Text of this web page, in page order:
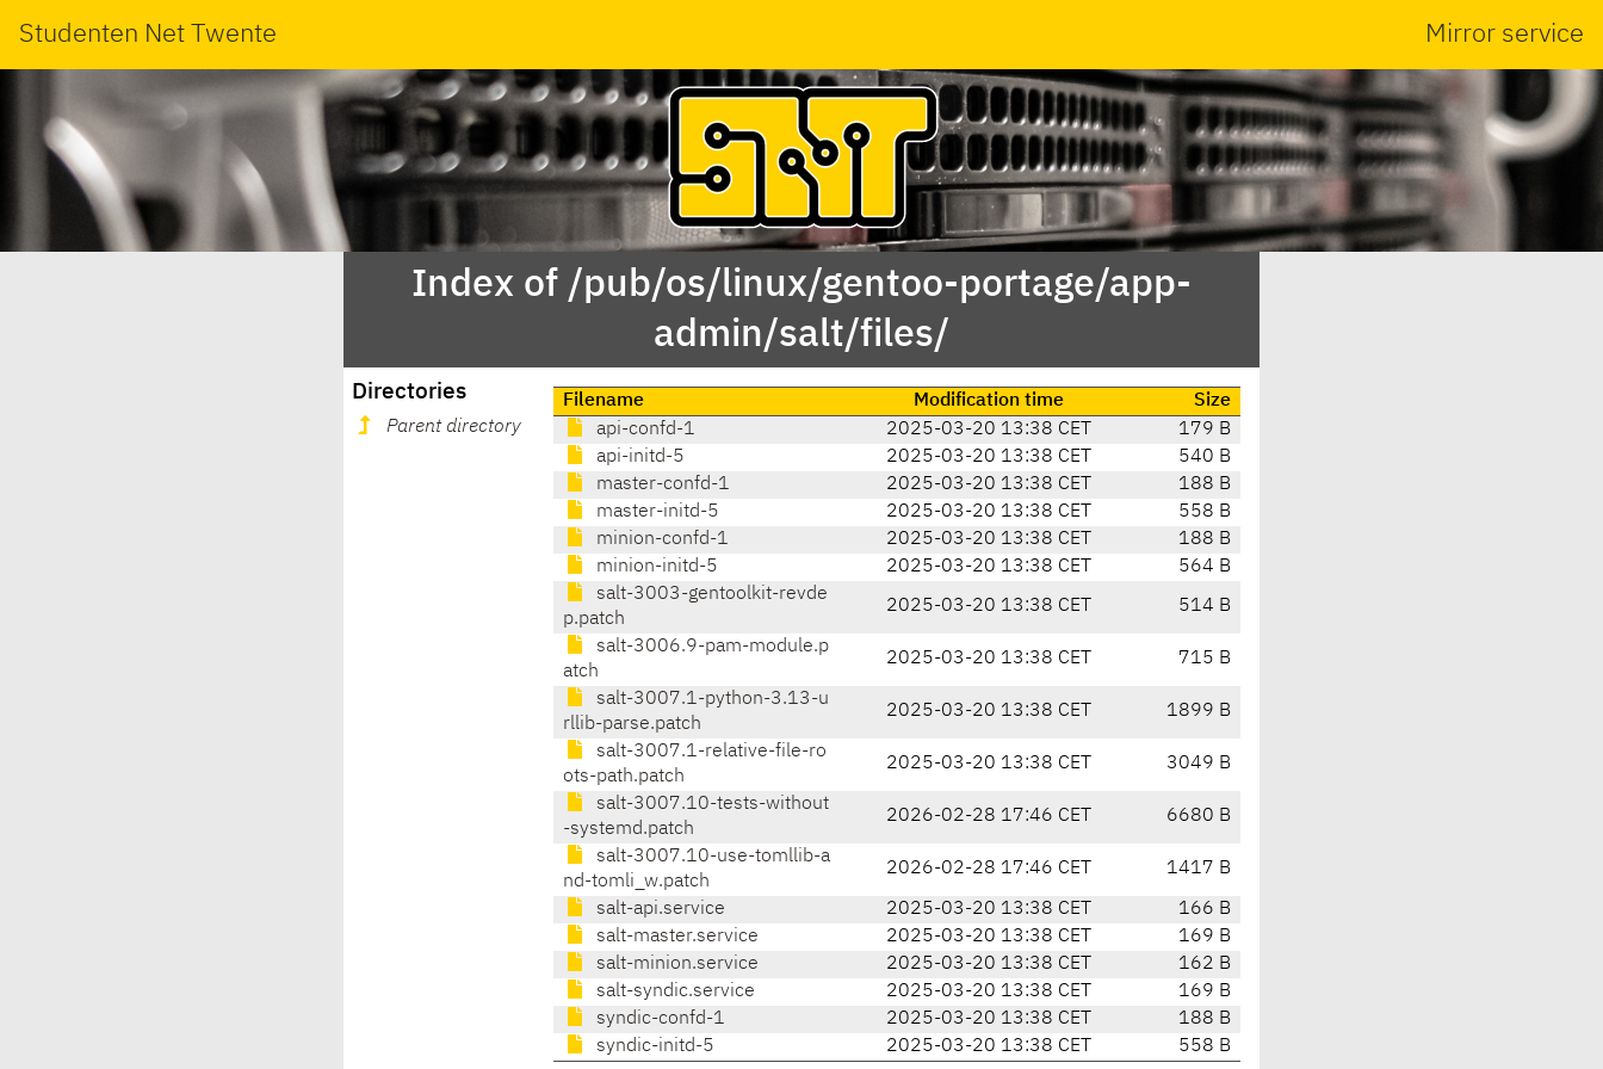
Studenten Net Twente Mirror service
Index of /pub/os/linux/gentoo-portage/app-
admin/salt/files/
Directories
Parent directory
Filename Modification time
Size
api-confd-1
2025-03-20 13:38 CET
179 B
api-initd-5
2025-03-20 13:38 CET
540 B
master-confd-1
2025-03-20 13:38 CET
188 B
master-initd-5
2025-03-20 13:38 CET
558 B
minion-confd-1
2025-03-20 13:38 CET
188 B
minion-initd-5
2025-03-20 13:38 CET
564 B
salt-3003-gentoolkit-revde
p.patch
2025-03-20 13:38 CET 514 B
salt-3006.9-pam-module.p
atch
2025-03-20 13:38 CET 715 B
salt-3007.1-python-3.13-u
rllib-parse.patch
2025-03-20 13:38 CET 1899 B
salt-3007.1-relative-file-ro
ots-path.patch
2025-03-20 13:38 CET 3049 B
salt-3007.10-tests-without
-systemd.patch
2026-02-28 17:46 CET 6680 B
salt-3007.10-use-tomllib-a
nd-tomli_w.patch
2026-02-28 17:46 CET 1417 B
salt-api.service 2025-03-20 13:38 CET
166 B
salt-master.service
2025-03-20 13:38 CET
169 B
salt-minion.service
2025-03-20 13:38 CET
162 B
salt-syndic.service
2025-03-20 13:38 CET
169 B
syndic-confd-1
2025-03-20 13:38 CET
188 B
syndic-initd-5
2025-03-20 13:38 CET 558 B